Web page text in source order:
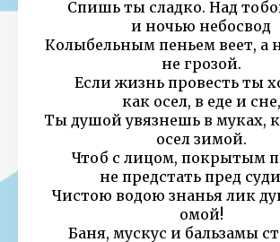
Спишь ты сладко. Над
и ночью небосвод
Колыбельным пеньем веет, а
не грозой.
Если жизнь провесть ты
как осел, в еде и сне,
Ты душой увязнешь в муках,
осел зимой.
Чтоб с лицом, покрытым
не предстать пред
Чистою водою знанья лик
омой!
Баня, мускус и бальзамы